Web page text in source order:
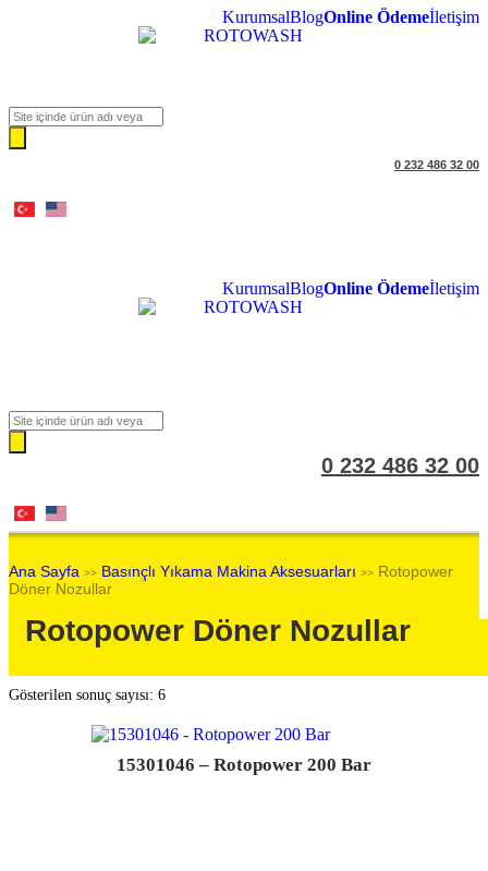
KurumsalBlogOnline Ödemeİletişim
Products
search
0 232 486 32 00
KurumsalBlogOnline Ödemeİletişim
Products
search
0 232 486 32 00
Ana Sayfa >> Basınçlı Yıkama Makina Aksesuarları >> Rotopower
Döner Nozullar
Rotopower Döner Nozullar
Gösterilen sonuç sayısı: 6
15301046 – Rotopower 200 Bar